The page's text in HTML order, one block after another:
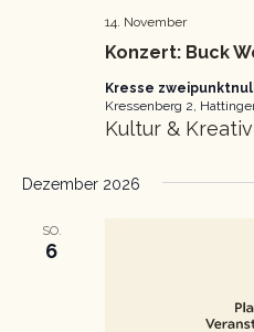
Konzert: Buck
14. November
Kresse
Kressenberg 2,
Kultur &
Dezember 2026
SO.
6